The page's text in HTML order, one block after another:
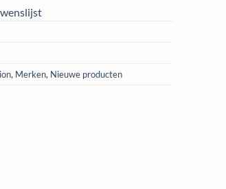
, Merken, Nieuwe producten